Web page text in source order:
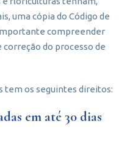
uma cópia do Código de
compreender
do processo de
tem os seguintes direitos:
em até 30 dias